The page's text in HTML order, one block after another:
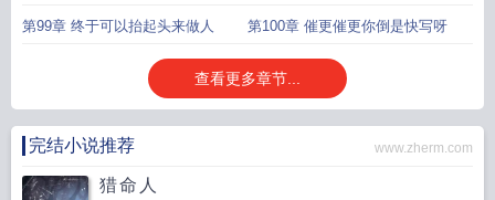
第99章 终于可以抬起头来做人 第100章 催更催更你倒是快写呀
查看更多章节...
完结小说推荐 www.zherm.com
猎命人